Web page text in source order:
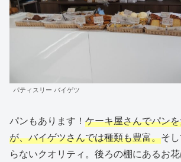
パティスリー バイゲツ
パンもあります！ ケーキ屋さんでパン
が、バイゲツさんでは種類も豊富。そ
らないクオリティ。後ろの棚にあるお